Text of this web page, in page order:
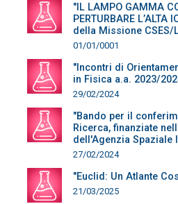
"IL LAMPO GAMMA
PERTURBARE L’ALTA
della Missione CSES/
01/01/0001
"Incontri di
in Fisica a.a. 2023/
29/02/2024
"Bando per il
Ricerca, finanziate
dell'Agenzia Spaziale
27/02/2024
"Euclid: Un Atlante
21/03/2025